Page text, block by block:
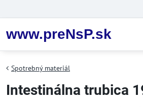
www.preNsP.sk
Spotrebný materiál
Intestinálna trubica